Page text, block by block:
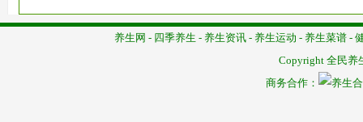
养生网 - 四季养生 - 养生资讯 - 养生运动 - 养生菜谱 -
Copyright 全民养
商务合作：